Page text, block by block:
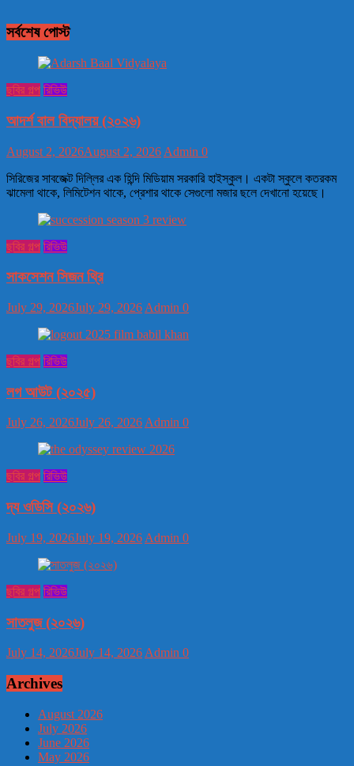
সর্বশেষ পোস্ট
ছবির গল্প রিভিউ
আদর্শ বাল বিদ্যালয় (২০২৬)
August 2, 2026August 2, 2026 Admin 0
সিরিজের সাবজেক্ট দিল্লির এক হিন্দি মিডিয়াম সরকারি হাইস্কুল। একটা স্কুলে কতরকম
ঝামেলা থাকে, লিমিটেশন থাকে, প্রেশার থাকে সেগুলো মজার ছলে দেখানো হয়েছে।
ছবির গল্প রিভিউ
সাকসেশন সিজন থ্রি
July 29, 2026July 29, 2026 Admin 0
ছবির গল্প রিভিউ
লগ আউট (২০২৫)
July 26, 2026July 26, 2026Admin 0
ছবির গল্প রিভিউ
দ্য ওডিসি (২০২৬)
July 19, 2026July 19, 2026 Admin 0
ছবির গল্প রিভিউ
সাতলুজ (২০২৬)
July 14, 2026July 14, 2026 Admin 0
Archives
August 2026
July 2026
June 2026
May 2026